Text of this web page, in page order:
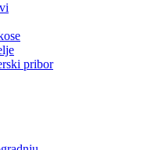
pribor